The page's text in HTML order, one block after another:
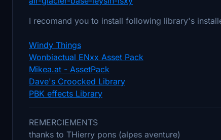
I recomand you to install following library's
Windy Things
Wonbiactual ENxx Asset Pack
Mikea.at - AssetPack
Dave's Croocked Library
PBK effects Library
REMERCIEMENTS
thanks to THierry pons (alpes aventure)